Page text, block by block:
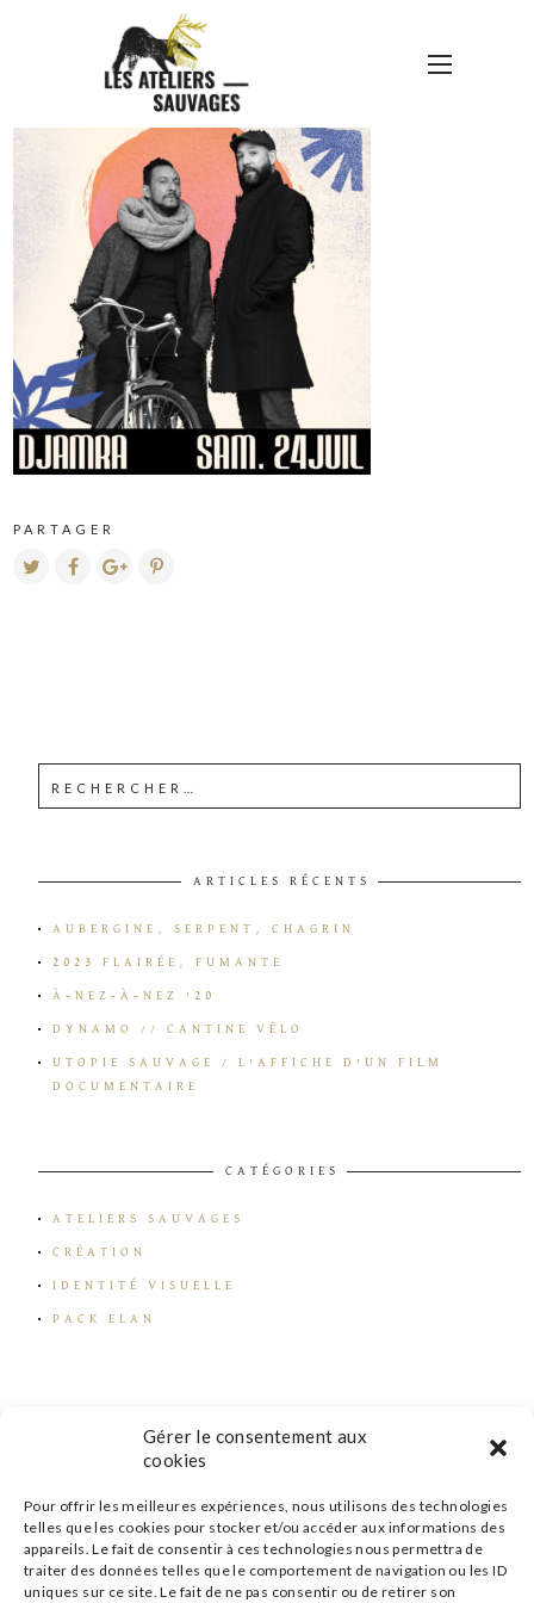
Gérer le consentement aux
cookies
Pour offrir les meilleures expériences, nous utilisons des technologies
telles que les cookies pour stocker et/ou accéder aux informations des
appareils. Le fait de consentir à ces technologies nous permettra de
traiter des données telles que le comportement de navigation ou les ID
uniques sur ce site. Le fait de ne pas consentir ou de retirer son
DDM-CADRE-DJAMRA
PARTAGER
ARTICLES RÉCENTS
AUBERGINE, SERPENT, CHAGRIN
2023 FLAIRÉE, FUMANTE
À-NEZ-À-NEZ ’20
DYNAMO // CANTINE VÉLO
UTOPIE SAUVAGE / L’AFFICHE D’UN FILM
DOCUMENTAIRE
CATÉGORIES
ATELIERS SAUVAGES
CRÉATION
IDENTITÉ VISUELLE
PACK ELAN